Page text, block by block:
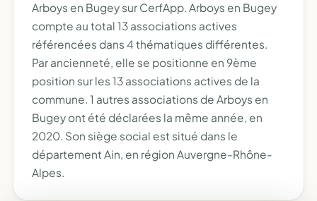
Arboys en Bugey sur CerfApp. Arboys en Bugey
compte au total 13 associations actives
référencées dans 4 thématiques différentes.
Par ancienneté, elle se positionne en 9ème
position sur les 13 associations actives de la
commune. 1 autres associations de Arboys en
Bugey ont été déclarées la même année, en
2020. Son siège social est situé dans le
département Ain, en région Auvergne-Rhône-
Alpes.